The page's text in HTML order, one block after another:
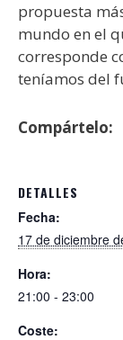
propuesta
mundo en el
corresponde
teníamos del
Compártelo:
DETALLES
Fecha:
17 de diciembre
Hora:
21:00 - 23:00
Coste: